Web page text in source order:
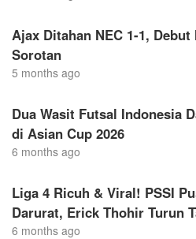
Ajax Ditahan NEC 1-1, Debut
Sorotan
5 months ago
Dua Wasit Futsal Indonesia
di Asian Cup 2026
6 months ago
Liga 4 Ricuh & Viral! PSSI
Darurat, Erick Thohir Turun
6 months ago